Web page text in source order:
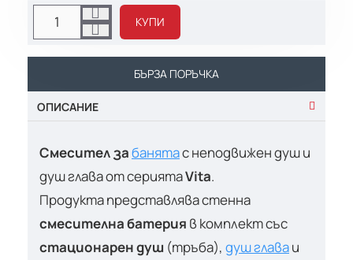
КУПИ
БЪРЗА ПОРЪЧКА
ОПИСАНИЕ
Смесител забанятас неподвижен душ и
душ глава от сериятаVita.
Продукта представлява стенна
смесителна батерия в комплект със
стационарен душ (тръба), душ главаи